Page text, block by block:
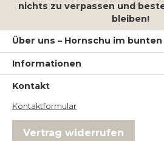
nichts zu verpassen und
bleiben!
Über uns – Hornschu im bunten
Informationen
Kontakt
Kontaktformular
Vertrag widerrufen